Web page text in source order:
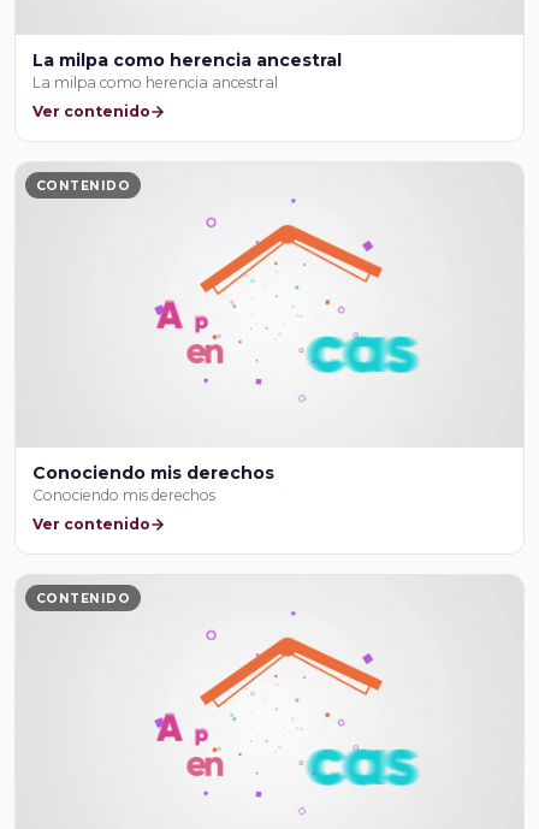
La milpa como herencia ancestral
La milpa como herencia ancestral
Ver contenido
CONTENIDO
Conociendo mis derechos
Conociendo mis derechos
Ver contenido
CONTENIDO